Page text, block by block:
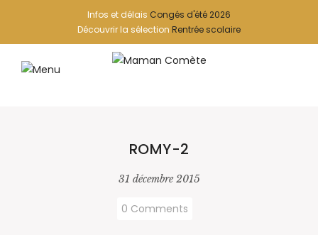
Infos et délais Congés d'été 2026
Découvrir la sélection Rentrée scolaire
ROMY-2
31 décembre 2015
0 Comments